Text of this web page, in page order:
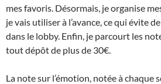
mes favoris. Désormais, je organise
je vais utiliser à l’avance, ce qui évite
dans le lobby. Enfin, je parcourt les
tout dépôt de plus de 30€.
La note sur l’émotion, notée à chaque